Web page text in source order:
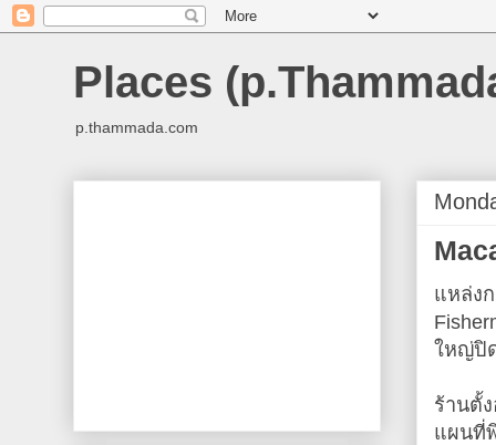
Places
p.thammada.com
แหล่ง
ใหญ่ปิ
ร้านตั้
แผนที่